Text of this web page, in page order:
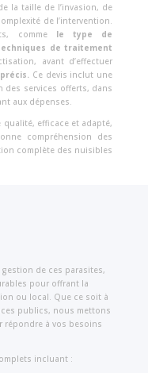
la taille de l’invasion, de
de l’intervention.
commele type de
de traitement
avant d’effectuer
Ce devis inclut une
services offerts, dans
aux dépenses.
efficace et adapté,
compréhension des
complète des nuisibles
de ces parasites,
pour offrant la
ou local. Que ce soit à
publics, nous mettons
à vos besoins
incluant :